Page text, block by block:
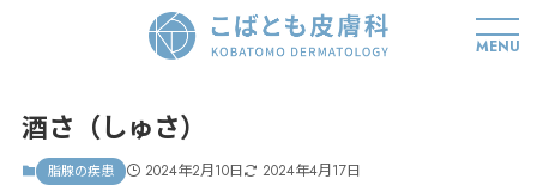
MENU
酒さ（しゅさ）
脂腺の疾患 2024年2月10日 2024年4月17日